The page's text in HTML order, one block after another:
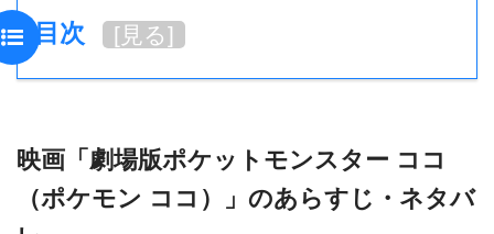
目次 [見る]
映画「劇場版ポケットモンスター ココ
（ポケモン ココ）」のあらすじ・ネタバ